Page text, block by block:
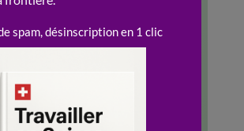
parmi les plus eleves
de vie et securite
administratif efficace